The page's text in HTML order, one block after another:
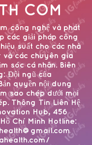
COM
công nghệ và phát
các giải pháp công
suất cho các nhà
và các chuyên gia
sóc cá nhân. Biên
Đội ngũ của
quyền nội dung
sao chép dưới mọi
Thông Tin Liên Hệ
Hub, 456
Chí Minh Hotline: